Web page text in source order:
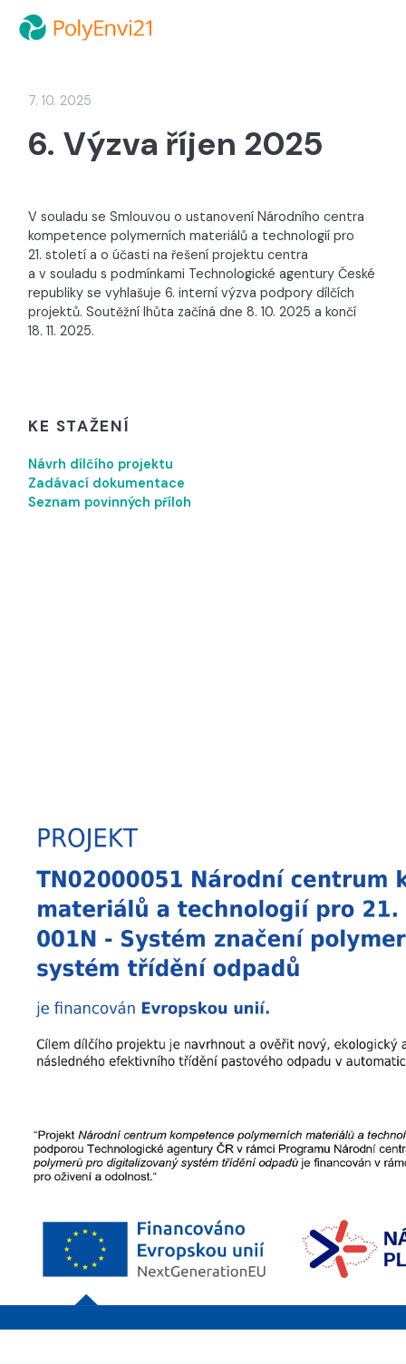
7. 10. 2025
6. Výzva říjen 2025
V souladu se Smlouvou o ustanovení Národního centra
kompetence polymerních materiálů a technologií pro
21. století a o účasti na řešení projektu centra
a v souladu s podmínkami Technologické agentury České
republiky se vyhlašuje 6. interní výzva podpory dílčích
projektů. Soutěžní lhůta začíná dne 8. 10. 2025 a končí
18. 11. 2025.
KE STAŽENÍ
Návrh dílčího projektu
Zadávací dokumentace
Seznam povinných příloh